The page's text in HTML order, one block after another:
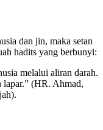
dan jin, maka setan
hadits yang berbunyi:
melalui aliran darah.
lapar.” (HR. Ahmad,